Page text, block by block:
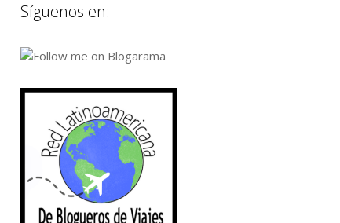
Síguenos en: